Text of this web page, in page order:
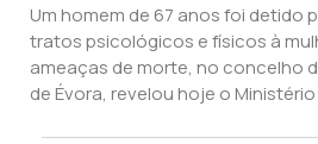
Um homem de 67 anos foi detido
tratos psicológicos e físicos à
ameaças de morte, no concelho
de Évora, revelou hoje o Ministério